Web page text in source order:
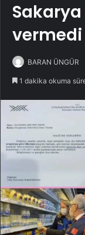
vermedi
BARAN ÜNGÜR
1 dakika okuma